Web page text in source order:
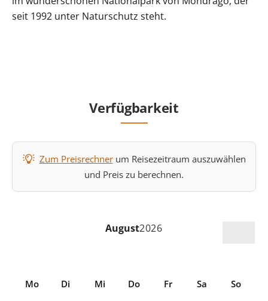
seit 1992 unter Naturschutz steht.
Verfügbarkeit
Zum Preisrechnerum Reisezeitraum auszuwählen
und Preis zu berechnen.
August2026
Mo Di Mi Do Fr Sa So